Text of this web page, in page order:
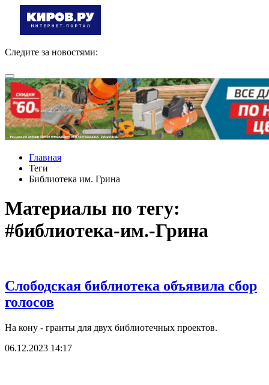
Следите за новостями:
Главная
Теги
Библиотека им. Грина
Материалы по тегу:
#библиотека-им.-Грина
Слободская библиотека объявила сбор
голосов
На кону - гранты для двух библиотечных проектов.
06.12.2023 14:17